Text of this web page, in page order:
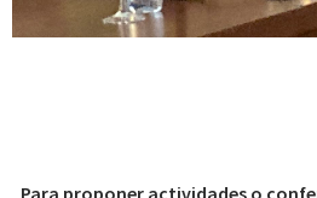
Para proponer actividades o